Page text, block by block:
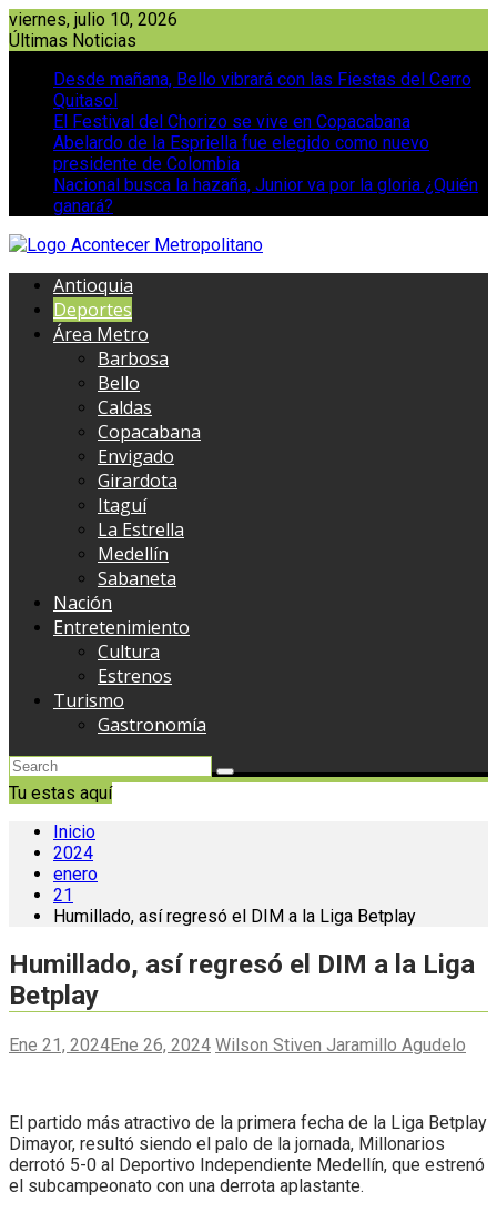
Saltar
al
viernes, julio 10, 2026
Últimas Noticias
Desde mañana, Bello vibrará con las Fiestas del Cerro
Quitasol
El Festival del Chorizo se vive en Copacabana
Abelardo de la Espriella fue elegido como nuevo
presidente de Colombia
Nacional busca la hazaña, Junior va por la gloria ¿Quién
ganará?
Antioquia
Deportes
Área Metro
Barbosa
Bello
Caldas
Copacabana
Envigado
Girardota
Itaguí
La Estrella
Medellín
Sabaneta
Nación
Entretenimiento
Cultura
Estrenos
Turismo
Gastronomía
Tu estas aquí
Inicio
2024
enero
21
Humillado, así regresó el DIM a la Liga Betplay
Humillado, así regresó el DIM a la Liga
Betplay
Ene 21, 2024Ene 26, 2024 Wilson Stiven Jaramillo Agudelo
El partido más atractivo de la primera fecha de la Liga Betplay
Dimayor, resultó siendo el palo de la jornada, Millonarios
derrotó 5-0 al Deportivo Independiente Medellín, que estrenó
el subcampeonato con una derrota aplastante.